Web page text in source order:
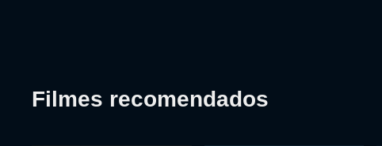
Filmes recomendados